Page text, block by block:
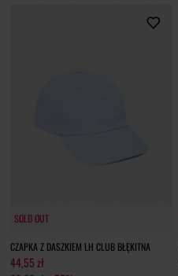
SOLD OUT
SOLD OUT
CZAPKA Z DASZKIEM LH CLUB BŁĘKITNA
44,55 zł